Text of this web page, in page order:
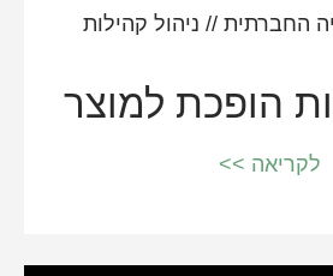
// ניהול קהילות
הופכת למוצר
לקריאה >>